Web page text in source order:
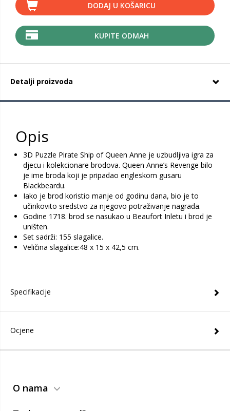
DODAJ U KOŠARICU
KUPITE ODMAH
Detalji proizvoda
Opis
3D Puzzle Pirate Ship of Queen Anne je uzbudljiva igra za
djecu i kolekcionare brodova. Queen Anne’s Revenge bilo
je ime broda koji je pripadao engleskom gusaru
Blackbeardu.
Iako je brod koristio manje od godinu dana, bio je to
učinkovito sredstvo za njegovo potraživanje nagrada.
Godine 1718. brod se nasukao u Beaufort Inletu i brod je
uništen.
Set sadrži: 155 slagalice.
Veličina slagalice:48 x 15 x 42,5 cm.
Specifikacije
Ocjene
O nama